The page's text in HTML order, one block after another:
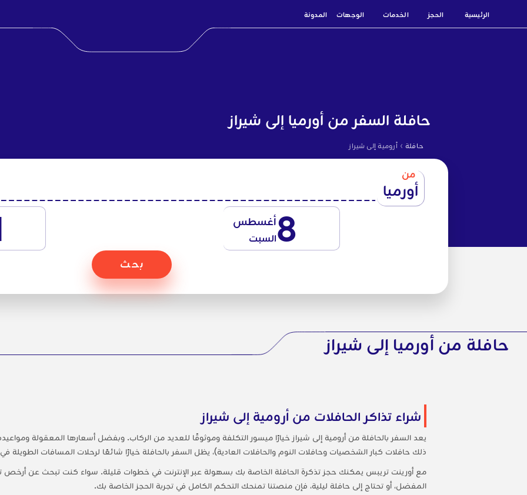
الرئيسية الحجز الخدمات الوجهات المدونة
حافلة السفر من أورميا إلى شيراز
حافلة › أرومية إلى شيراز
من
أورميا
8أغسطس
السبت
بحث
حافلة من أورميا إلى شيراز
شراء تذاكر الحافلات من أرومية إلى شيراز
يعد السفر بالحافلة من أرومية إلى شيراز خيارًا ميسور التكلفة وموثوقًا للعديد من الركاب. وبفضل أسعارها المعقولة
ذلك حافلات كبار الشخصيات وحافلات النوم والحافلات العادية)، يظل السفر بالحافلة خيارًا شائعًا لرحلات المسافات الطويلة
مع أورينت تريبس يمكنك حجز تذكرة الحافلة الخاصة بك بسهولة عبر الإنترنت في خطوات قليلة. سواء كنت تبحث عن أرخص
المفضل، أو تحتاج إلى حافلة ليلية، فإن منصتنا تمنحك التحكم الكامل في تجربة الحجز الخاصة بك.